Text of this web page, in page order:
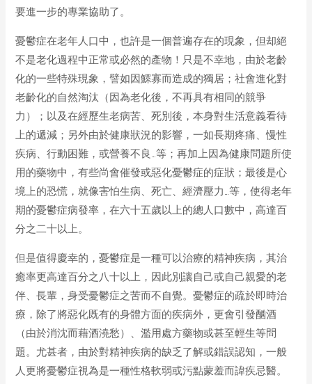
要進一步的專業協助了。
憂鬱症在老年人口中，也許是一個普遍存在的現象，但却絕
不是老化過程中正常或必然的產物！只是不幸地，由於老齡
化的一些特殊現象，譬如因鰥寡而造成的獨居；社會進化對
老齡化的自然淘汰（因為老化後，不再具有相同的競爭
力）；以及在經歷生老病苦、死別後，本身對生活意義看待
上的遞減；另外由於健康狀況的影響，一如長期疼痛、慢性
疾病、行動困難，或營養不良…等；再加上因為健康問題所使
用的藥物中，有些尚會催發或惡化憂鬱症的症狀；最後是心
境上的恐慌，就像害怕生病、死亡、經濟壓力…等，使得老年
期的憂鬱症病發率，在六十五歲以上的總人口數中，高達百
分之二十以上。
但是值得慶幸的，憂鬱症是一種可以治療的精神疾病，其治
癒率更高達百分之八十以上，因此別讓自己或自己親愛的老
伴、長輩，身受憂鬱症之苦而不自覺。憂鬱症的疏於即時治
療，除了將惡化既有的身體方面的疾病外，更會引發酗酒
（由於消沈而藉酒澆愁）、濫用處方藥物或甚至輕生等問
題。尤甚者，由於對精神疾病的缺乏了解或錯誤認知，一般
人更將憂鬱症視為是一種性格軟弱或污點蒙羞而諱疾忌醫。